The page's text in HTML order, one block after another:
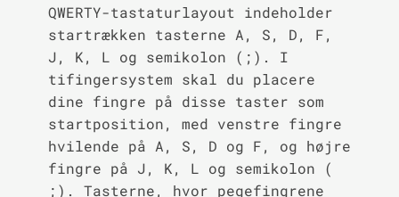
QWERTY-tastaturlayout indeholder
startrækken tasterne A, S, D, F,
J, K, L og semikolon (;). I
tifingersystem skal du placere
dine fingre på disse taster som
startposition, med venstre fingre
hvilende på A, S, D og F, og højre
fingre på J, K, L og semikolon (
;). Tasterne, hvor pegefingrene